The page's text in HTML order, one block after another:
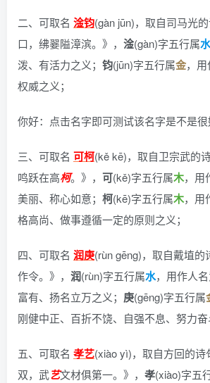
二、可取名 淦钧(gàn jūn)， 取自司马光
口，绋翣隘漳滨。》 ， 淦(gàn)字五行属水
泼、有活力之义； 钧(jūn)字五行属金，用
权威之义；
你好：点击名字即可测试该名字是不是
三、可取名 可柯(kě kē)， 取自卫宗武的
鸣跃在高柯。》 ， 可(kě)字五行属木，用
美丽、称心如意； 柯(kē)字五行属木，用
格高尚、做事遵循一定的原则之义；
四、可取名 润庚(rùn gēng)， 取自戴埴的
作令。》 ， 润(rùn)字五行属水，用作人名
富有、扬名立万之义； 庚(gēng)字五行属
刚健中正、百折不饶、自强不息、努力奋
五、可取名 孝艺(xiào yì)， 取自方回的诗
双，武艺文材俱第一。》 ， 孝(xiào)字五